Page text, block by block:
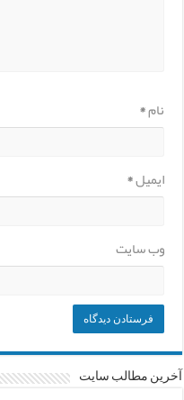
نام*
ایمیل*
وب‌ سایت
آخرین مطالب سایت